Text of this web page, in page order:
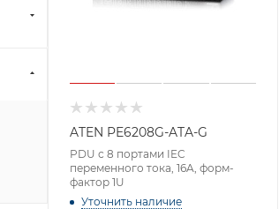
ATEN PE6208G-ATA-G
PDU с 8 портами IEC
переменного тока, 16A, форм-
фактор 1U
Уточнить наличие